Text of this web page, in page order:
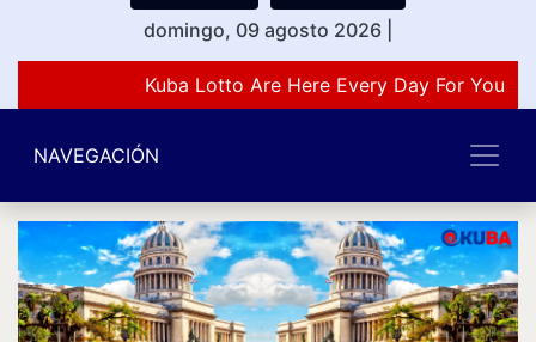
domingo, 09 agosto 2026
Kuba Lotto Are Here Every Day For You
NAVEGACIÓN